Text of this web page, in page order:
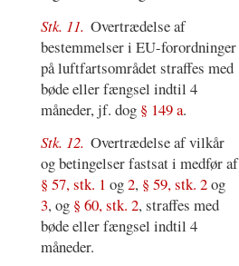
Stk. 11. Overtrædelse af
bestemmelser i EU-forordninger
på luftfartsområdet straffes med
bøde eller fængsel indtil 4
måneder, jf. dog § 149 a.
Stk. 12. Overtrædelse af vilkår
og betingelser fastsat i medfør af
§ 57, stk. 1 og2, § 59, stk. 2og
3, og § 60, stk. 2, straffes med
bøde eller fængsel indtil 4
måneder.